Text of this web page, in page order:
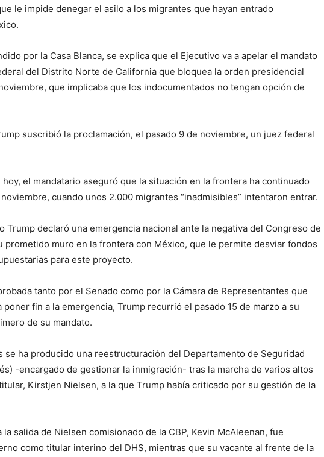
le impide denegar el asilo a los migrantes que hayan entrado
por la Casa Blanca, se explica que el Ejecutivo va a apelar el mandato
del Distrito Norte de California que bloquea la orden presidencial
que implicaba que los indocumentados no tengan opción de
suscribió la proclamación, el pasado 9 de noviembre, un juez federal
el mandatario aseguró que la situación en la frontera ha continuado
cuando unos 2.000 migrantes “inadmisibles” intentaron entrar.
Trump declaró una emergencia nacional ante la negativa del Congreso de
prometido muro en la frontera con México, que le permite desviar fondos
para este proyecto.
tanto por el Senado como por la Cámara de Representantes que
poner fin a la emergencia, Trump recurrió el pasado 15 de marzo a su
de su mandato.
se ha producido una reestructuración del Departamento de Seguridad
-encargado de gestionar la inmigración- tras la marcha de varios altos
Kirstjen Nielsen, a la que Trump había criticado por su gestión de la
la salida de Nielsen comisionado de la CBP, Kevin McAleenan, fue
como titular interino del DHS, mientras que su vacante al frente de la